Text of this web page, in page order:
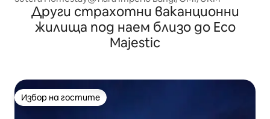
Други страхотни ваканционни
жилища под наем близо до Eco
Majestic
Избор на гостите
Избор на гостите